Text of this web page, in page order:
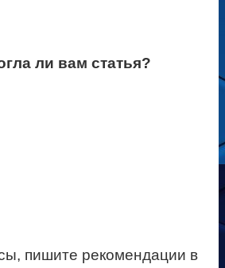
ли вам статья?
пишите рекомендации в